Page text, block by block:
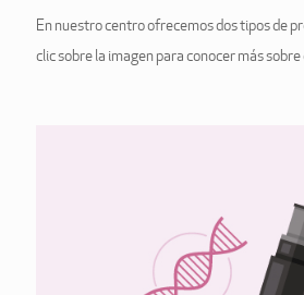
En nuestro centro ofrecemos dos tipos de
clic sobre la imagen para conocer más sobre